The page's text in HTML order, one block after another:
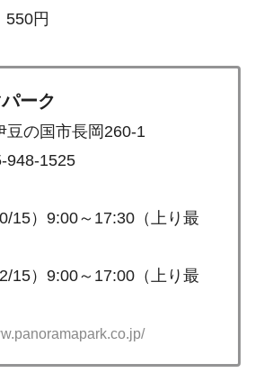
円
ーク
豆の国市長岡260-1
948-1525
15）9:00～17:30（上り最
15）9:00～17:00（上り最